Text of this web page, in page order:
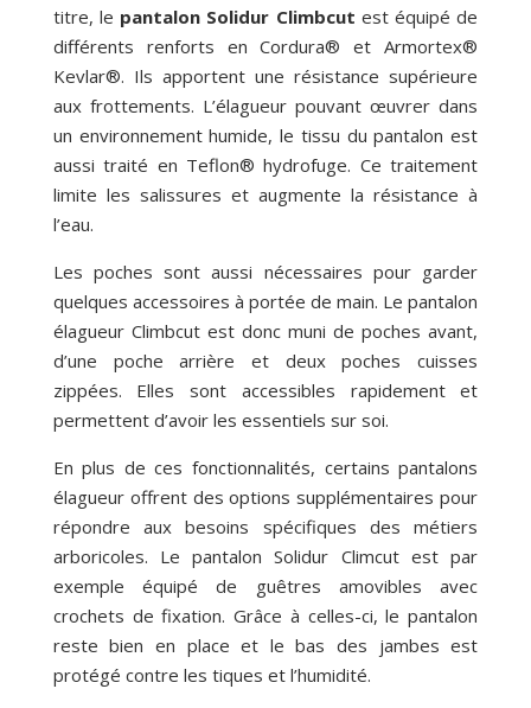
titre, le pantalon Solidur Climbcut est équipé de
différents renforts en Cordura® et Armortex®
Kevlar®. Ils apportent une résistance supérieure
aux frottements. L’élagueur pouvant œuvrer dans
un environnement humide, le tissu du pantalon est
aussi traité en Teflon® hydrofuge. Ce traitement
limite les salissures et augmente la résistance à
l’eau.
Les poches sont aussi nécessaires pour garder
quelques accessoires à portée de main. Le pantalon
élagueur Climbcut est donc muni de poches avant,
d’une poche arrière et deux poches cuisses
zippées. Elles sont accessibles rapidement et
permettent d’avoir les essentiels sur soi.
En plus de ces fonctionnalités, certains pantalons
élagueur offrent des options supplémentaires pour
répondre aux besoins spécifiques des métiers
arboricoles. Le pantalon Solidur Climcut est par
exemple équipé de guêtres amovibles avec
crochets de fixation. Grâce à celles-ci, le pantalon
reste bien en place et le bas des jambes est
protégé contre les tiques et l’humidité.